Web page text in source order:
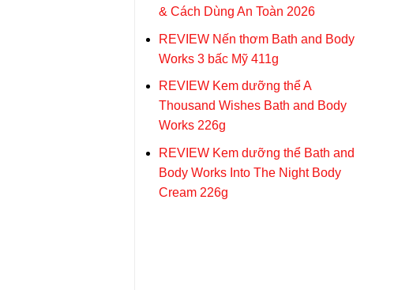
& Cách Dùng An Toàn 2026
REVIEW Nến thơm Bath and Body
Works 3 bấc Mỹ 411g
REVIEW Kem dưỡng thể A
Thousand Wishes Bath and Body
Works 226g
REVIEW Kem dưỡng thể Bath and
Body Works Into The Night Body
Cream 226g